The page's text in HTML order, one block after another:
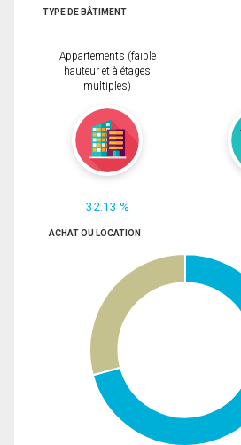
TYPE DE BÂTIMENT
Appartements (faible
hauteur et à étages
multiples)
32.13 %
ACHAT OU LOCATION